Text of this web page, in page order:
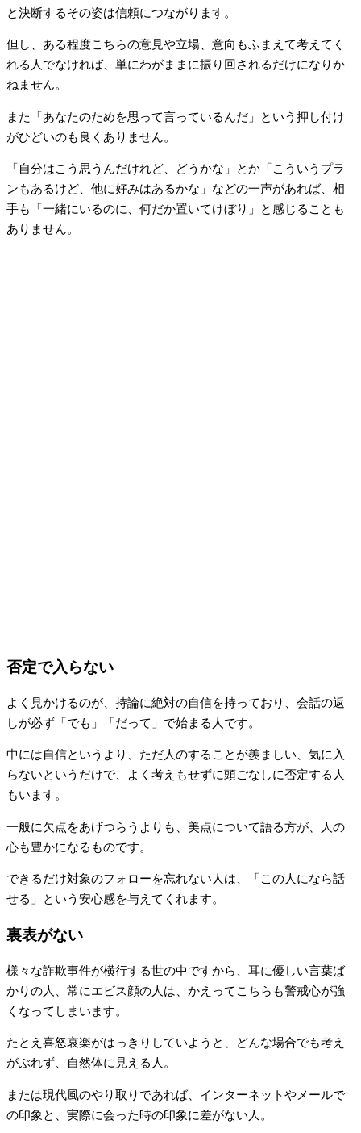
と決断するその姿は信頼につながります。
但し、ある程度こちらの意見や立場、意向もふまえて考えてく
れる人でなければ、単にわがままに振り回されるだけになりか
ねません。
また「あなたのためを思って言っているんだ」という押し付け
がひどいのも良くありません。
「自分はこう思うんだけれど、どうかな」とか「こういうプラ
ンもあるけど、他に好みはあるかな」などの一声があれば、相
手も「一緒にいるのに、何だか置いてけぼり」と感じることも
ありません。
否定で入らない
よく見かけるのが、持論に絶対の自信を持っており、会話の返
しが必ず「でも」「だって」で始まる人です。
中には自信というより、ただ人のすることが羨ましい、気に入
らないというだけで、よく考えもせずに頭ごなしに否定する人
もいます。
一般に欠点をあげつらうよりも、美点について語る方が、人の
心も豊かになるものです。
できるだけ対象のフォローを忘れない人は、「この人になら話
せる」という安心感を与えてくれます。
裏表がない
様々な詐欺事件が横行する世の中ですから、耳に優しい言葉ば
かりの人、常にエビス顔の人は、かえってこちらも警戒心が強
くなってしまいます。
たとえ喜怒哀楽がはっきりしていようと、どんな場合でも考え
がぶれず、自然体に見える人。
または現代風のやり取りであれば、インターネットやメールで
の印象と、実際に会った時の印象に差がない人。